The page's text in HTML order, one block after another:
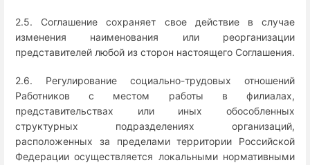
2.5. Соглашение сохраняет свое действие в случае
изменения наименования или реорганизации
представителей любой из сторон настоящего Соглашения.
2.6. Регулирование социально-трудовых отношений
Работников с местом работы в филиалах,
представительствах или иных обособленных
структурных подразделениях организаций,
расположенных за пределами территории Российской
Федерации осуществляется локальными нормативными